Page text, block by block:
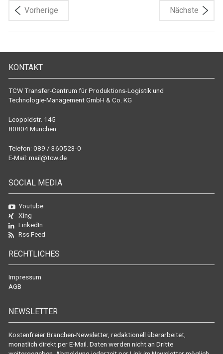
Vorherige Nächste
KONTAKT
TCW Transfer-Centrum für Produktions-Logistik und
Technologie-Management GmbH & Co. KG
Leopoldstr. 145
80804 München
Telefon: 089 / 360523-0
E-Mail: mail@tcw.de
SOCIAL MEDIA
Youtube
Xing
LinkedIn
Rss Feed
RECHTLICHES
Impressum
AGB
NEWSLETTER
Kostenfreier Branchen-Newsletter, redaktionell überarbeitet,
monatlich direkt per E-Mail. Daten werden nicht an Dritte